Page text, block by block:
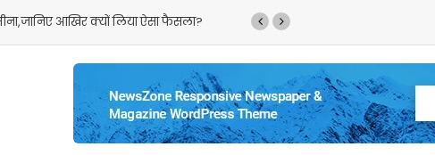
‘गदर 2’ ने सनी देओल के लौटाए अच्छे दिन,फिर से बन गए दर्शकों का खास